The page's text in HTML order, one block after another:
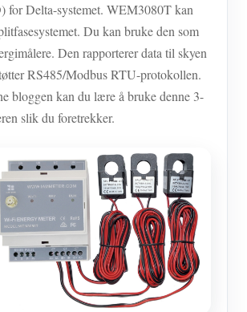
for Delta-systemet. WEM3080T kan
Du kan bruke den som
Den rapporterer data til skyen
RS485/Modbus RTU-protokollen.
bloggen kan du lære å bruke denne 3-
slik du foretrekker.